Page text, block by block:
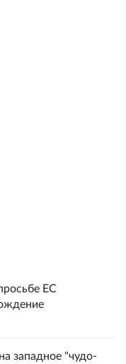
ЕС
западное "чудо-